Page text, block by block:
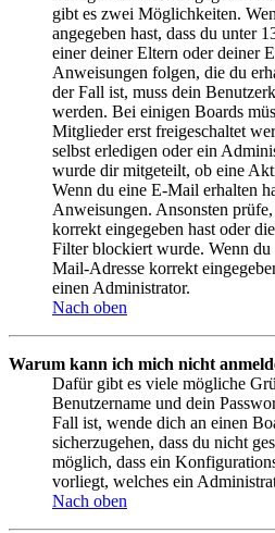
gibt es zwei Möglichkeiten.
angegeben hast, dass du unter
einer deiner Eltern oder deiner
Anweisungen folgen, die du
der Fall ist, muss dein
werden. Bei einigen Boards
Mitglieder erst freigeschaltet
selbst erledigen oder ein
wurde dir mitgeteilt, ob eine
Wenn du eine E-Mail erhalten
Anweisungen. Ansonsten
korrekt eingegeben hast oder
Filter blockiert wurde. Wenn du
Mail-Adresse korrekt
einen Administrator.
Nach oben
Warum kann ich mich nicht
Dafür gibt es viele mögliche
Benutzername und dein
Fall ist, wende dich an einen
sicherzugehen, dass du nicht
möglich, dass ein
vorliegt, welches ein
Nach oben